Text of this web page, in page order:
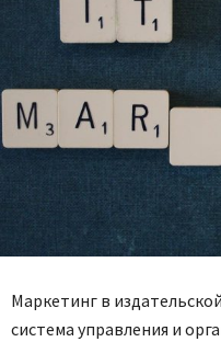
Маркетинг в
система управления и